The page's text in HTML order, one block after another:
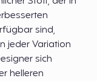
sind,
jeder Variation
sich
helleren